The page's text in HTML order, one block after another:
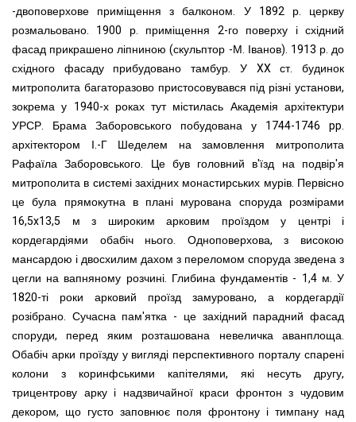
-двоповерхове приміщення з балконом. У 1892 р. церкву
розмальовано. 1900 р. приміщення 2-го поверху і східний
фасад прикрашено ліпниною (скульптор -М. Іванов). 1913 р. до
східного фасаду прибудовано тамбур.
У XX ст. будинок
митрополита багаторазово пристосовувався під різні установи,
зокрема у 1940-х роках тут містилась Академія архітектури
УРСР.
Брама Заборовського побудована у 1744-1746 pp.
архітектором І.-Г Шеделем на замовлення митрополита
Рафаїла Заборовського. Це був головний в'їзд на подвір'я
митрополита в системі західних монастирських мурів. Первісно
це була прямокутна в плані мурована споруда розмірами
16,5x13,5 м з широким арковим проїздом у центрі і
кордегардіями обабіч нього. Одноповерхова, з високою
мансардою і двосхилим дахом з переломом споруда зведена з
цегли на вапняному розчині. Глибина фундаментів - 1,4 м. У
1820-ті роки арковий проїзд замуровано, а кордегардії
розібрано. Сучасна пам'ятка - це західний парадний фасад
споруди, перед яким розташована невеличка аванплоща.
Обабіч арки проїзду у вигляді перспективного порталу спарені
колони з коринфськими капітелями, які несуть другу,
трицентрову арку і надзвичайної краси фронтон з чудовим
декором, що густо заповнює поля фронтону і тимпану над